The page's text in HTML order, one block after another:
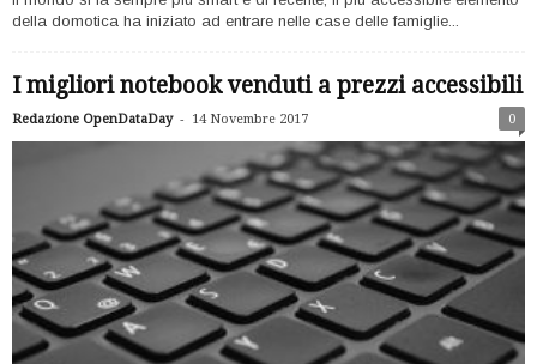
della domotica ha iniziato ad entrare nelle case delle famiglie...
I migliori notebook venduti a prezzi accessibili
Redazione OpenDataDay - 14 Novembre 2017 0